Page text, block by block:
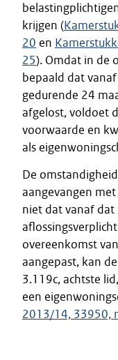
krijgen (
20 en
25). Omdat in de
bepaald dat
gedurende 24
afgelost, voldoet
voorwaarde en
als
De
aangevangen
niet dat vanaf dat
overeenkomst
aangepast, kan
3.119c, achtste
een
2013/14, 33950,